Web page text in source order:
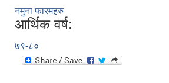
नमुना फारमहरु
आर्थिक वर्ष:
७९-८०